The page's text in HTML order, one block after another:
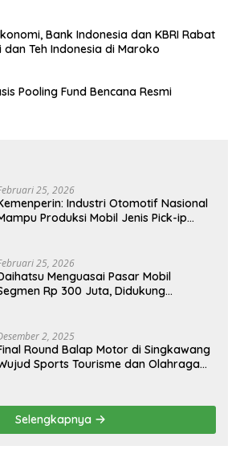
Bank Indonesia dan KBRI Rabat
Teh Indonesia di Maroko
Pooling Fund Bencana Resmi
25, 2026
Industri Otomotif Nasional
Produksi Mobil Jenis Pick-ip
25, 2026
Menguasai Pasar Mobil
Rp 300 Juta, Didukung
2, 2025
Round Balap Motor di Singkawang
Sports Tourisme dan Olahraga
Selengkapnya